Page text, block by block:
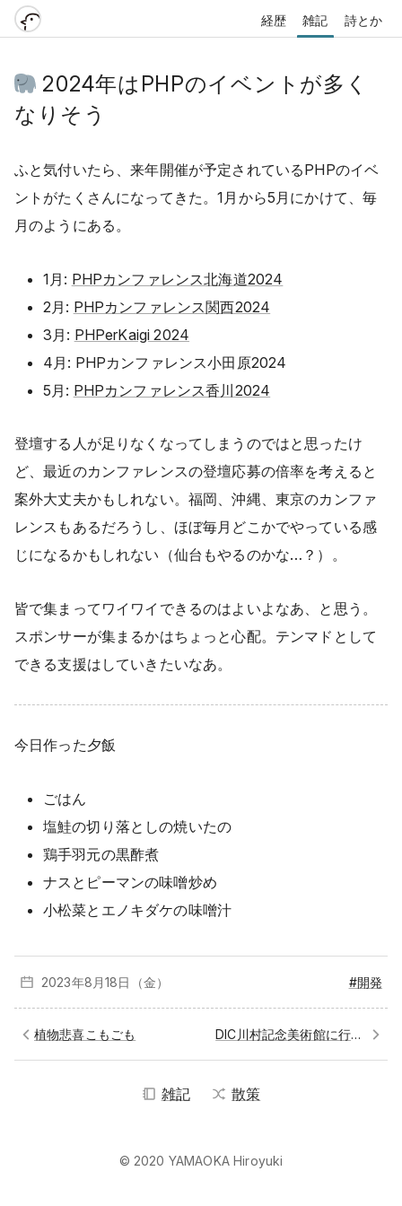
経歴 雑記 詩とか
2024年はPHPのイベントが多く
なりそう
ふと気付いたら、来年開催が予定されているPHPのイベ
ントがたくさんになってきた。1月から5月にかけて、毎
月のようにある。
1月: PHPカンファレンス北海道2024
2月: PHPカンファレンス関西2024
3月: PHPerKaigi 2024
4月: PHPカンファレンス小田原2024
5月: PHPカンファレンス香川2024
登壇する人が足りなくなってしまうのではと思ったけ
ど、最近のカンファレンスの登壇応募の倍率を考えると
案外大丈夫かもしれない。福岡、沖縄、東京のカンファ
レンスもあるだろうし、ほぼ毎月どこかでやっている感
じになるかもしれない（仙台もやるのかな…？）。
皆で集まってワイワイできるのはよいよなあ、と思う。
スポンサーが集まるかはちょっと心配。テンマドとして
できる支援はしていきたいなあ。
今日作った夕飯
ごはん
塩鮭の切り落としの焼いたの
鶏手羽元の黒酢煮
ナスとピーマンの味噌炒め
小松菜とエノキダケの味噌汁
2023年8月18日（金） #開発
植物悲喜こもごも DIC川村記念美術館に行ってきた
雑記 散策
© 2020 YAMAOKA Hiroyuki